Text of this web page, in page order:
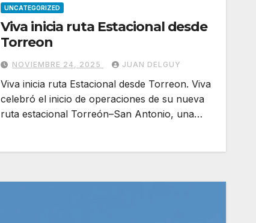
UNCATEGORIZED
Viva inicia ruta Estacional desde
Torreon
NOVIEMBRE 24, 2025 JUAN DELGUY
Viva inicia ruta Estacional desde Torreon. Viva
celebró el inicio de operaciones de su nueva
ruta estacional Torreón–San Antonio, una…